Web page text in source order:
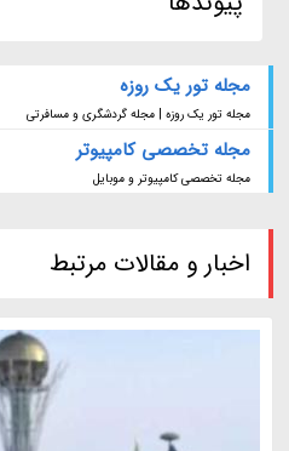
مجله تور یک روزه
مجله تور یک روزه | مجله گردشگری و مسافرتی
مجله تخصصی کامپیوتر
مجله تخصصی کامپیوتر و موبایل
اخبار و مقالات مرتبط